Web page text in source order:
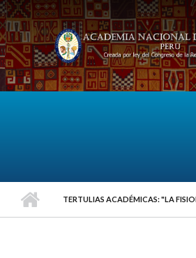
Pasar al contenido principal
TERTULIAS ACADÉMICAS: "LA